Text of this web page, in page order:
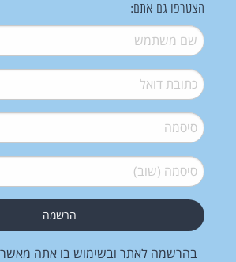
הצטרפו גם אתם:
שם משתמש*
דואל*
סיסמה*
סיסמה (שוב)*
בהרשמה לאתר ובשימוש בו אתה